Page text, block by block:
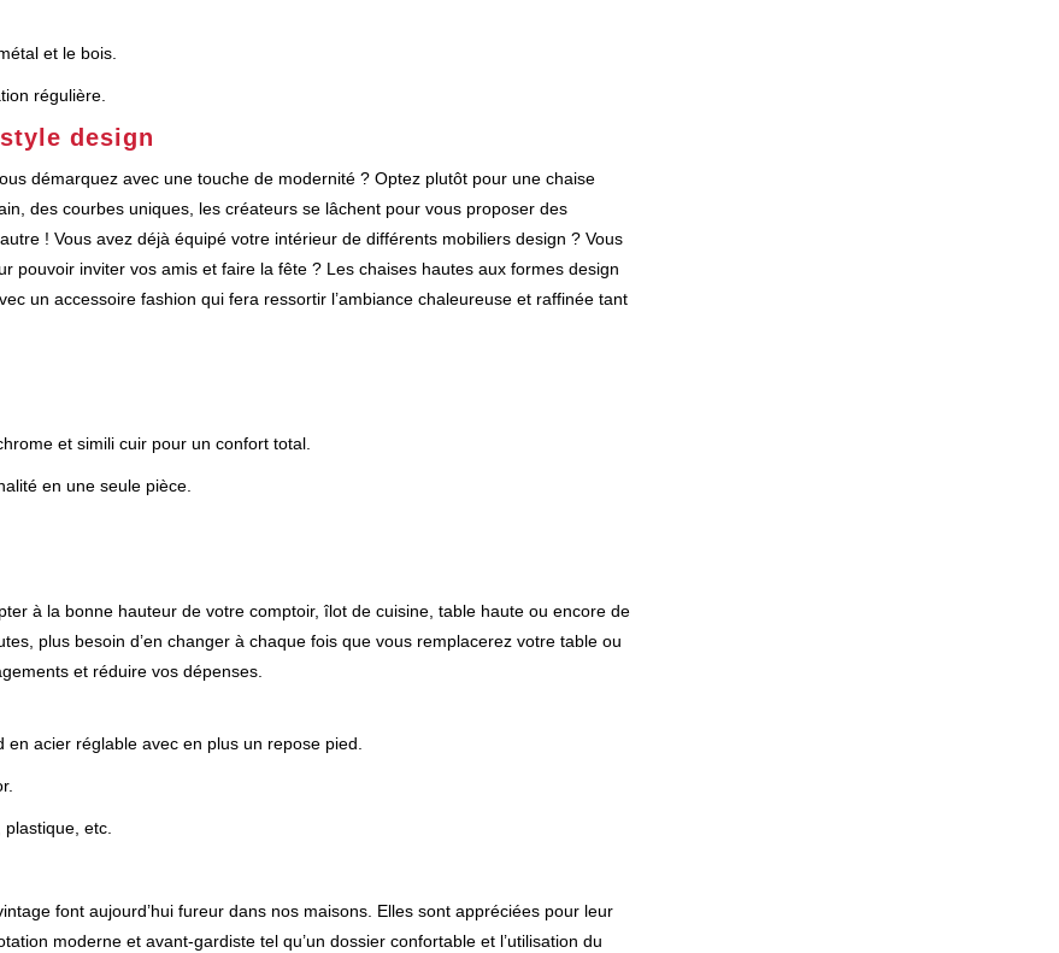
et le bois.
régulière.
design
démarquez avec une touche de modernité ? Optez plutôt pour une chaise
des courbes uniques, les créateurs se lâchent pour vous proposer des
! Vous avez déjà équipé votre intérieur de différents mobiliers design ? Vous
pouvoir inviter vos amis et faire la fête ? Les chaises hautes aux formes design
un accessoire fashion qui fera ressortir l’ambiance chaleureuse et raffinée tant
et simili cuir pour un confort total.
en une seule pièce.
à la bonne hauteur de votre comptoir, îlot de cuisine, table haute ou encore de
plus besoin d’en changer à chaque fois que vous remplacerez votre table ou
et réduire vos dépenses.
acier réglable avec en plus un repose pied.
etc.
font aujourd’hui fureur dans nos maisons. Elles sont appréciées pour leur
moderne et avant-gardiste tel qu’un dossier confortable et l’utilisation du